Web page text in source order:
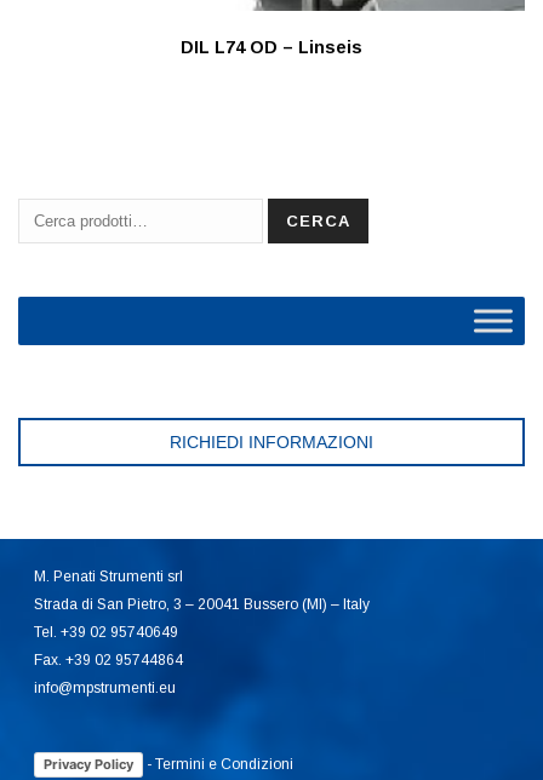
DIL L74 OD – Linseis
Cerca:
CERCA
RICHIEDI INFORMAZIONI
M. Penati Strumenti srl
Strada di San Pietro, 3 – 20041 Bussero (MI) – Italy
Tel. +39 02 95740649
Fax. +39 02 95744864
info@mpstrumenti.eu
Privacy Policy -Termini e Condizioni